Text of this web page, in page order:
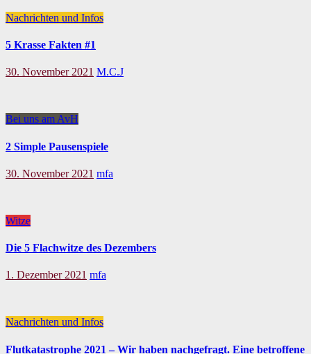
Nachrichten und Infos
5 Krasse Fakten #1
30. November 2021 M.C.J
Bei uns am AvH
2 Simple Pausenspiele
30. November 2021 mfa
Witze
Die 5 Flachwitze des Dezembers
1. Dezember 2021 mfa
Nachrichten und Infos
Flutkatastrophe 2021 – Wir haben nachgefragt. Eine betroffene